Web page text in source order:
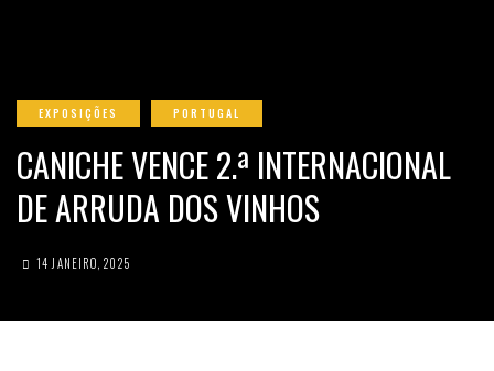
EXPOSIÇÕES PORTUGAL
CANICHE VENCE 2.ª INTERNACIONAL
DE ARRUDA DOS VINHOS
14 JANEIRO, 2025